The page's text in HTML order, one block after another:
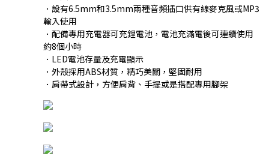
．設有6.5mm和3.5mm兩種音頻插口供有線麥克風或MP3
輸入使用
．配備專用充電器可充鋰電池，電池充滿電後可連續使用
約8個小時
．LED電池存量及充電顯示
．外殼採用ABS材質，精巧美關，堅固耐用
．肩帶式設計，方便肩背、手提或是搭配專用腳架